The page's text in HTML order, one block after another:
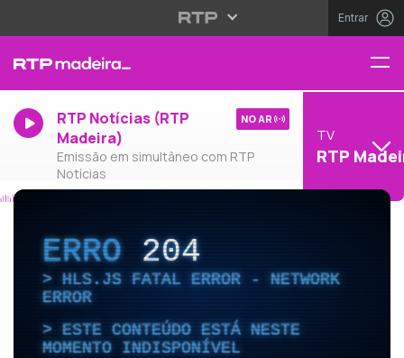
Entrar
RTP Notícias (RTP
Madeira)
Emissão em simultâneo com RTP
Notícias
NO AR
TV
RTP
ERRO204
HLS.JS FATAL ERROR - NETWORK
ERROR
ESTE CONTEÚDO ESTÁ NESTE
MOMENTO INDISPONÍVEL